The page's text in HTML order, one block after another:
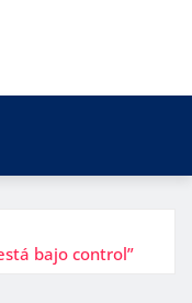
bajo control”